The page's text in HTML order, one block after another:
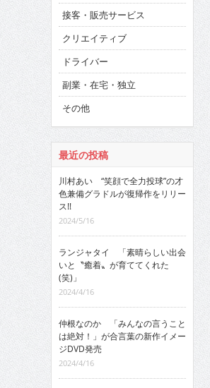
接客・販売サービス
クリエイティブ
ドライバー
副業・在宅・独立
その他
最近の投稿
川村あい “笑顔で全力投球”の才
色兼備グラドルが復帰作をリリー
ス!!
2024/5/16
ランジャタイ 「素晴らしい出会
いと〝癒着〟が育ててくれた
(笑)」
2024/4/16
仲根なのか 「みんなの言うこと
は絶対！」が合言葉の新作イメー
ジDVD発売
2024/4/16